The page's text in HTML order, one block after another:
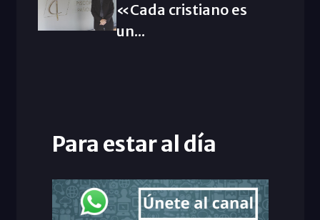
«Cada cristiano es
un...
Para estar al día